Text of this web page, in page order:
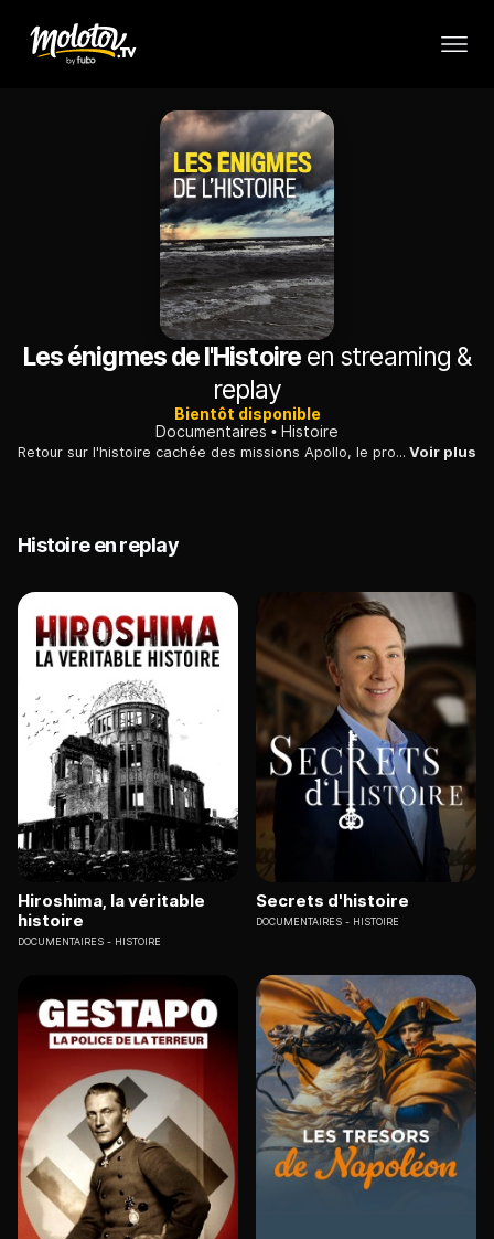
Les énigmes de l'Histoireen streaming &
replay
Bientôt disponible
Documentaires
Histoire
Retour sur l'histoire cachée des missions Apollo, le programme d'exploration lunaire de la NASA, initié par John Fitzgerald Kennedy au début des années 60. Voir plus
Histoire en replay
Hiroshima, la véritable
histoire
DOCUMENTAIRES HISTOIRE
Secrets d'histoire
DOCUMENTAIRES HISTOIRE